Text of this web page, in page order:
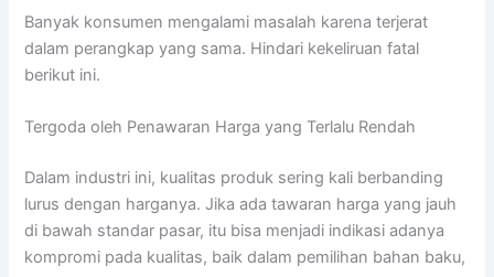
Banyak konsumen mengalami masalah karena terjerat
dalam perangkap yang sama. Hindari kekeliruan fatal
berikut ini.
Tergoda oleh Penawaran Harga yang Terlalu Rendah
Dalam industri ini, kualitas produk sering kali berbanding
lurus dengan harganya. Jika ada tawaran harga yang jauh
di bawah standar pasar, itu bisa menjadi indikasi adanya
kompromi pada kualitas, baik dalam pemilihan bahan baku,